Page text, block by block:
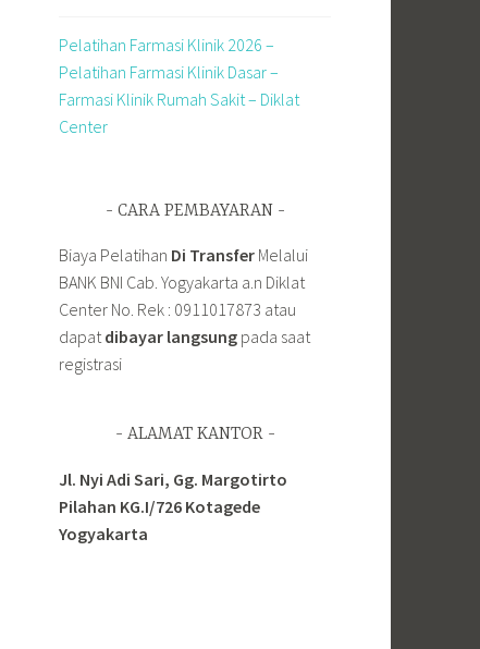
Pelatihan Farmasi Klinik 2026 –
Pelatihan Farmasi Klinik Dasar –
Farmasi Klinik Rumah Sakit – Diklat
Center
CARA PEMBAYARAN
Biaya Pelatihan Di Transfer Melalui
BANK BNI Cab. Yogyakarta a.n Diklat
Center No. Rek : 0911017873 atau
dapatdibayar langsung pada saat
registrasi
ALAMAT KANTOR
Jl. Nyi Adi Sari, Gg. Margotirto
Pilahan KG.I/726 Kotagede
Yogyakarta